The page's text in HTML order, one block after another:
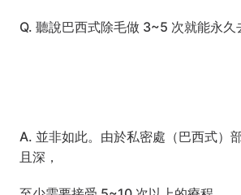
Q. 聽說巴西式除毛做 3~5 次就能永久
A. 並非如此。由於私密處（巴西式）
且深，